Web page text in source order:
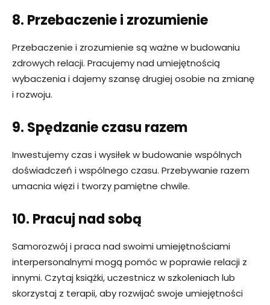
8. Przebaczenie i zrozumienie
Przebaczenie i zrozumienie są ważne w budowaniu
zdrowych relacji. Pracujemy nad umiejętnością
wybaczenia i dajemy szansę drugiej osobie na zmianę
i rozwoju.
9. Spędzanie czasu razem
Inwestujemy czas i wysiłek w budowanie wspólnych
doświadczeń i wspólnego czasu. Przebywanie razem
umacnia więzi i tworzy pamiętne chwile.
10. Pracuj nad sobą
Samorozwój i praca nad swoimi umiejętnościami
interpersonalnymi mogą pomóc w poprawie relacji z
innymi. Czytaj książki, uczestnicz w szkoleniach lub
skorzystaj z terapii, aby rozwijać swoje umiejętności